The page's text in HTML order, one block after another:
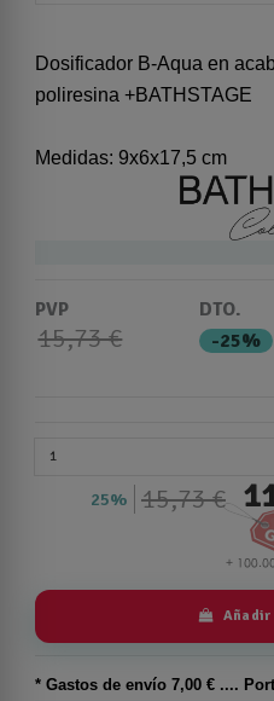
Dosificador B-Aqua en
poliresina +BATHSTAGE
Medidas: 9x6x17,5 cm
PVP
15,73 €
DTO.
-25%
25% 15,73 €
* Gastos de envío 7,00 € ....